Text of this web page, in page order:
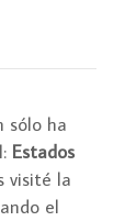
sólo ha
Estados
visité la
el